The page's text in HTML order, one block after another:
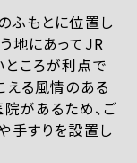
ふもとに位置し
地にあってJR
ころが利点で
える風情のある
があるため、ご
手すりを設置し